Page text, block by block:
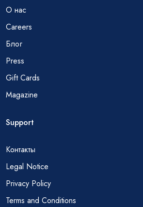
О нас
Careers
Блог
Press
Gift Cards
Magazine
Support
Контакты
Legal Notice
Privacy Policy
Terms and Conditions